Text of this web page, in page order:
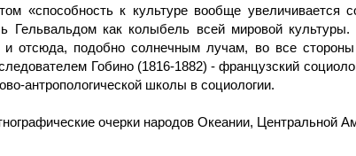
«способность к культуре вообще
Гельвальдом как колыбель всей мировой
и отсюда, подобно солнечным лучам, во все
Гобино (1816-1882) - французский
антропологической школы в социологии.
очерки народов Океании, Центральной